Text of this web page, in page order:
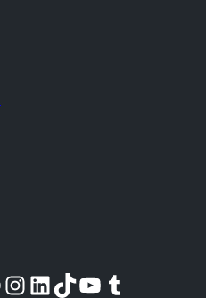
Instagram アカウントへ LinkedIn アカウントへTikTok アカウントへ YouTube チャンネルへ Tumblr アカウントへ